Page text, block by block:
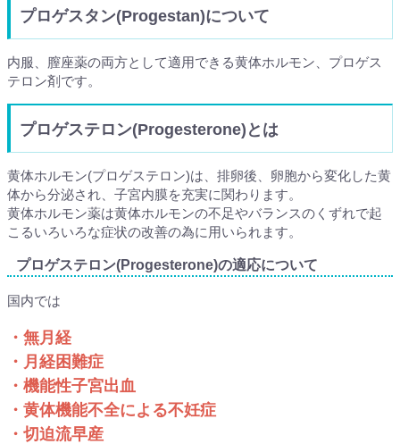
プロゲスタン(Progestan)について
内服、膣座薬の両方として適用できる黄体ホルモン、プロゲス
テロン剤です。
プロゲステロン(Progesterone)とは
黄体ホルモン(プロゲステロン)は、排卵後、卵胞から変化した黄
体から分泌され、子宮内膜を充実に関わります。
黄体ホルモン薬は黄体ホルモンの不足やバランスのくずれで起
こるいろいろな症状の改善の為に用いられます。
プロゲステロン(Progesterone)の適応について
国内では
・無月経
・月経困難症
・機能性子宮出血
・黄体機能不全による不妊症
・切迫流早産